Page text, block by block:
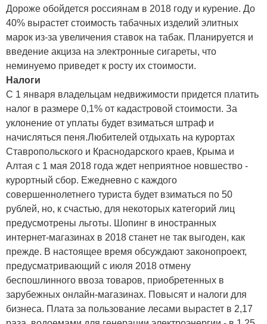
Дороже обойдется россиянам в 2018 году и курение. До
40% вырастет стоимость табачных изделий элитных
марок из-за увеличения ставок на табак. Планируется и
введение акциза на электронные сигареты, что
неминуемо приведет к росту их стоимости.
Налоги
С 1 января владельцам недвижимости придется платить
налог в размере 0,1% от кадастровой стоимости. За
уклонение от уплаты будет взиматься штраф и
начисляться пеня.Любителей отдыхать на курортах
Ставропольского и Краснодарского краев, Крыма и
Алтая с 1 мая 2018 года ждет неприятное новшество -
курортный сбор. Ежедневно с каждого
совершеннолетнего туриста будет взиматься по 50
рублей, но, к счастью, для некоторых категорий лиц
предусмотрены льготы. Шопинг в иностранных
интернет-магазинах в 2018 станет не так выгоден, как
прежде. В настоящее время обсуждают законопроект,
предусматривающий с июля 2018 отмену
беспошлинного ввоза товаров, приобретенных в
зарубежных онлайн-магазинах. Повысят и налоги для
бизнеса. Плата за пользование лесами вырастет в 2,17